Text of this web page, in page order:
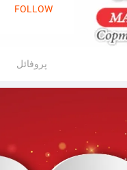
FOLLOW
پروفائل